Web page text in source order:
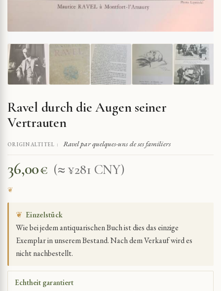
Ravel durch die Augen seiner
Vertrauten
ORIGINALTITEL : Ravel par quelques-uns de ses familiers
36,00€ (≈ ¥281 CNY)
❦ Einzelstück
Wie bei jedem antiquarischen Buch ist dies das einzige
Exemplar in unserem Bestand. Nach dem Verkauf wird es
nicht nachbestellt.
Echtheit garantiert